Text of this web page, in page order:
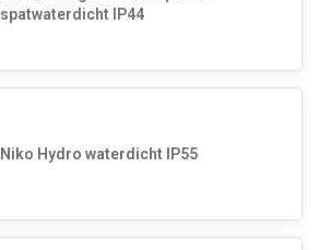
spatwaterdicht IP44
Niko Hydro waterdicht IP55